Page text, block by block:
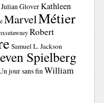
Julian GloverKathleen
MarvelMétier
Robert
Samuel L. Jackson
Spielberg
jour sans finWilliam